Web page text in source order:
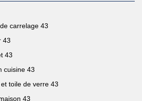
carrelage 43
43
43
cuisine 43
toile de verre 43
43